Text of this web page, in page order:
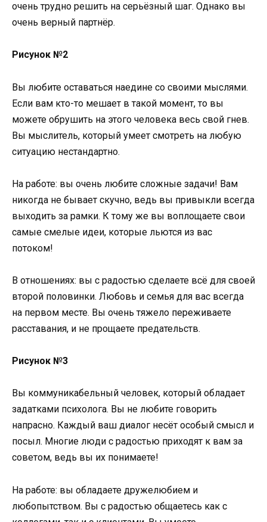
очень трудно решить на серьёзный шаг. Однако вы
очень верный партнёр.
Рисунок №2
Вы любите оставаться наедине со своими мыслями.
Если вам кто-то мешает в такой момент, то вы
можете обрушить на этого человека весь свой гнев.
Вы мыслитель, который умеет смотреть на любую
ситуацию нестандартно.
На работе: вы очень любите сложные задачи! Вам
никогда не бывает скучно, ведь вы привыкли всегда
выходить за рамки. К тому же вы воплощаете свои
самые смелые идеи, которые льются из вас
потоком!
В отношениях: вы с радостью сделаете всё для своей
второй половинки. Любовь и семья для вас всегда
на первом месте. Вы очень тяжело переживаете
расставания, и не прощаете предательств.
Рисунок №3
Вы коммуникабельный человек, который обладает
задатками психолога. Вы не любите говорить
напрасно. Каждый ваш диалог несёт особый смысл и
посыл. Многие люди с радостью приходят к вам за
советом, ведь вы их понимаете!
На работе: вы обладаете дружелюбием и
любопытством. Вы с радостью общаетесь как с